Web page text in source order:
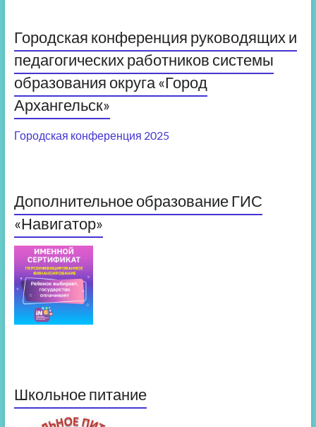
Городская конференция руководящих и
педагогических работников системы
образования округа «Город
Архангельск»
Городская конференция 2025
Дополнительное образование ГИС
«Навигатор»
Школьное питание